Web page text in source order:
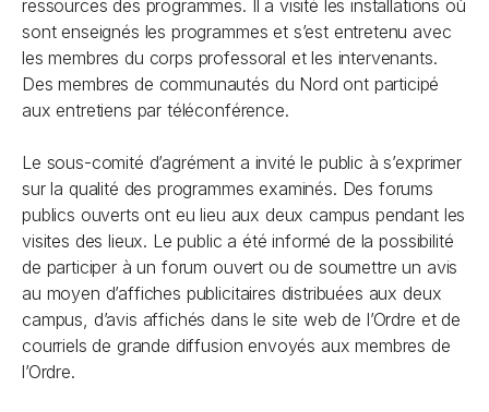
ressources des programmes. Il a visité les installations où
sont enseignés les programmes et s’est entretenu avec
les membres du corps professoral et les intervenants.
Des membres de communautés du Nord ont participé
aux entretiens par téléconférence.
Le sous-comité d’agrément a invité le public à s’exprimer
sur la qualité des programmes examinés. Des forums
publics ouverts ont eu lieu aux deux campus pendant les
visites des lieux. Le public a été informé de la possibilité
de participer à un forum ouvert ou de soumettre un avis
au moyen d’affiches publicitaires distribuées aux deux
campus, d’avis affichés dans le site web de l’Ordre et de
courriels de grande diffusion envoyés aux membres de
l’Ordre.